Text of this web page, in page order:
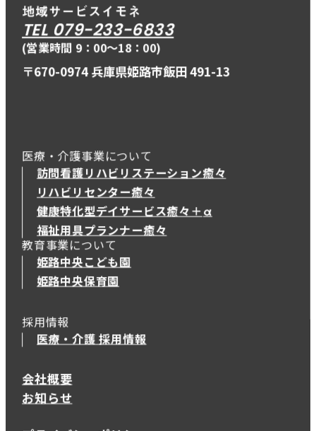
TEL 079-233-6833
(営業時間 9：00〜18：00)
〒670-0974 兵庫県姫路市飯田 491-13
医療・介護事業について
訪問看護リハビリステーション癒々
リハビリセンター癒々
健康特化型デイサービス癒々＋ α
健康特化型デイサービス癒々＋
福祉用具プランナー癒々
教育事業について
姫路中央こども園
姫路中央保育園
採用情報
医療・介護 採用情報
会社概要
お知らせ